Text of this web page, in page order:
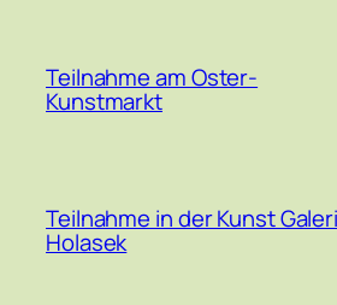
Teilnahme am Oster-
Kunstmarkt
Teilnahme in der Kunst
Holasek